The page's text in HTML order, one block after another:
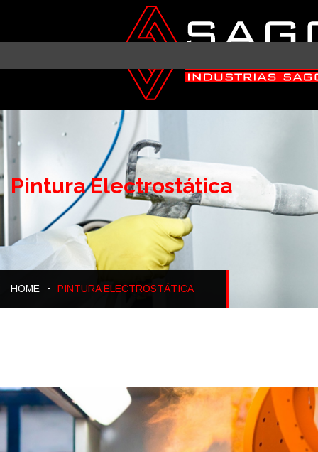
Pintura Electrostática
HOME PINTURA ELECTROSTÁTICA